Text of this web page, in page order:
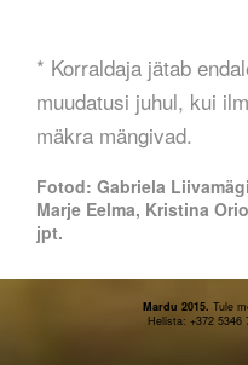
* Korraldaja jätab
muudatusi juhul, kui
mäkra mängivad.
Fotod: Gabriela
Marje Eelma, Kristina
jpt.
Mardu 2015. Tule
Helista: +372 5346